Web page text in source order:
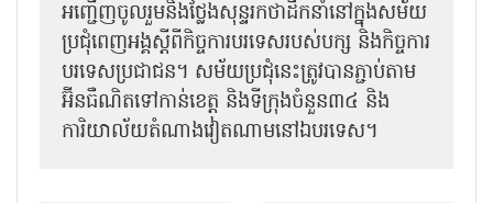
សន្និសីទការទូតលើកទី៣៣៖ សម័យប្រជុំ
ពេញអង្គស្តីពីកិច្ច​ការបរទេសរបស់​បក្ស
និងកិច្ច​ការបរទេសប្រជាជន
05/08/2026 ព័ត៌មាន